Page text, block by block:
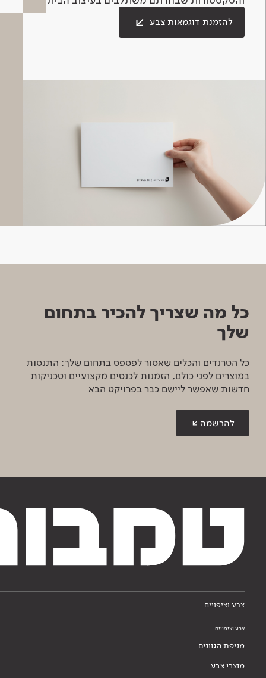
להזמנת דוגמאות צבע
כל מה שצריך להכיר בתחום
שלך
כל הטרנדים והכלים שאסור לפספס בתחום שלך: התנסות
במוצרים לפני כולם, הזמנות לכנסים מקצועיים וטכניקות
חדשות שאפשר ליישם כבר בפרויקט הבא
להרשמה
צבע וציפויים
צבע וציפויים
מניפת הגוונים
מוצרי צבע